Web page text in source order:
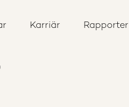
Karriär Rapporter